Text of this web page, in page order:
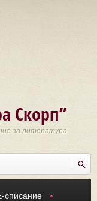
Скорп”
за литература
списание